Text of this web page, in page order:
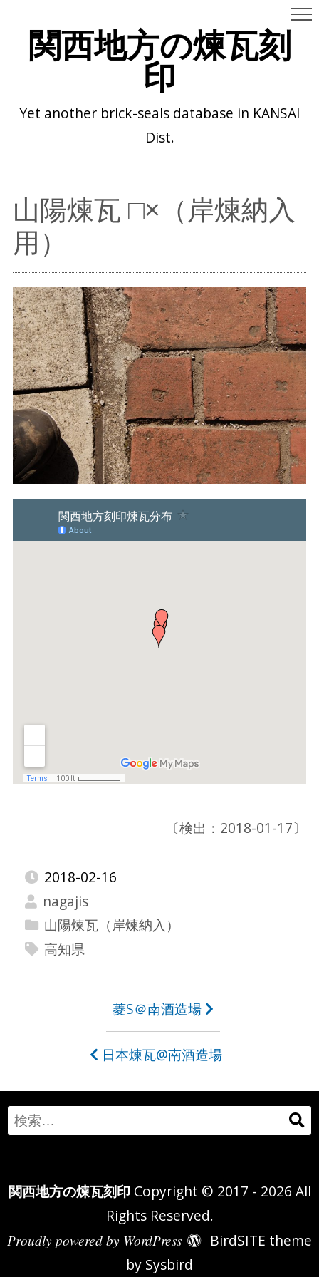
関西地方の煉瓦刻
印
Yet another brick-seals database in KANSAI
Dist.
山陽煉瓦 □×（岸煉納入
用）
〔検出：2018-01-17〕
2018-02-16
nagajis
山陽煉瓦（岸煉納入）
高知県
ビ
ゲ
ー
シ
ョ
菱S＠南酒造場
日本煉瓦@南酒造場
Search
for:
関西地方の煉瓦刻印 Copyright © 2017 - 2026 All
Rights Reserved.
Proudly powered by WordPress
BirdSITE theme
by Sysbird